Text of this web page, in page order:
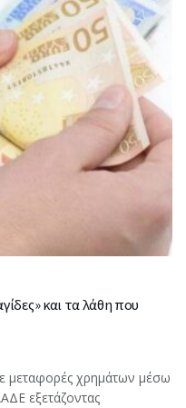
και τα λάθη που
μεταφορές χρημάτων μέσω
εξετάζοντας